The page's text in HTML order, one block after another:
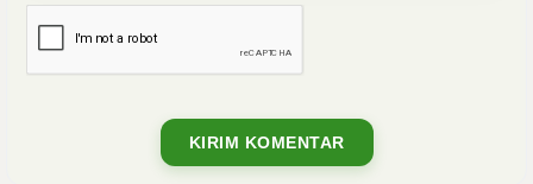
KIRIM KOMENTAR